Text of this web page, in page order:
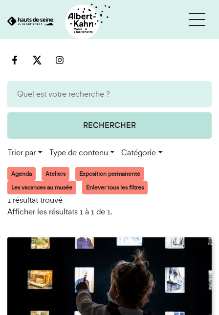
au
RECHERCHER
Trier par Type de contenu Catégorie
Agenda Ateliers
Exposition permanente
Les vacances au musée
Enlever tous les filtres
1 résultat trouvé
Afficher les résultats 1 à 1 de 1.
Cookies et traceurs utilisés sur ce site